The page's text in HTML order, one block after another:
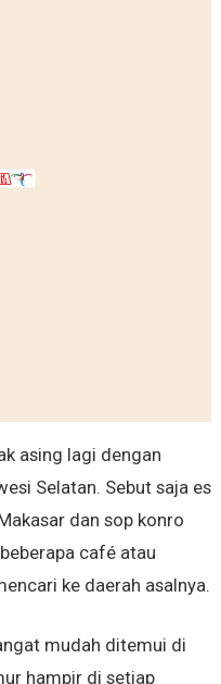
asing lagi dengan
Selatan. Sebut saja es
dan sop konro
café atau
ke daerah asalnya.
mudah ditemui di
hampir di setiap